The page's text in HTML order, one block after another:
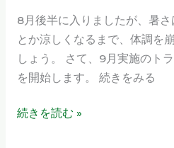
セ
ミ
ナ
ー
3
8月後半に入りましたが、暑
とか涼しくなるまで、体調を
しょう。 さて、9月実施のト
を開始します。 続きをみる
自
由
に
生
続きを読む »